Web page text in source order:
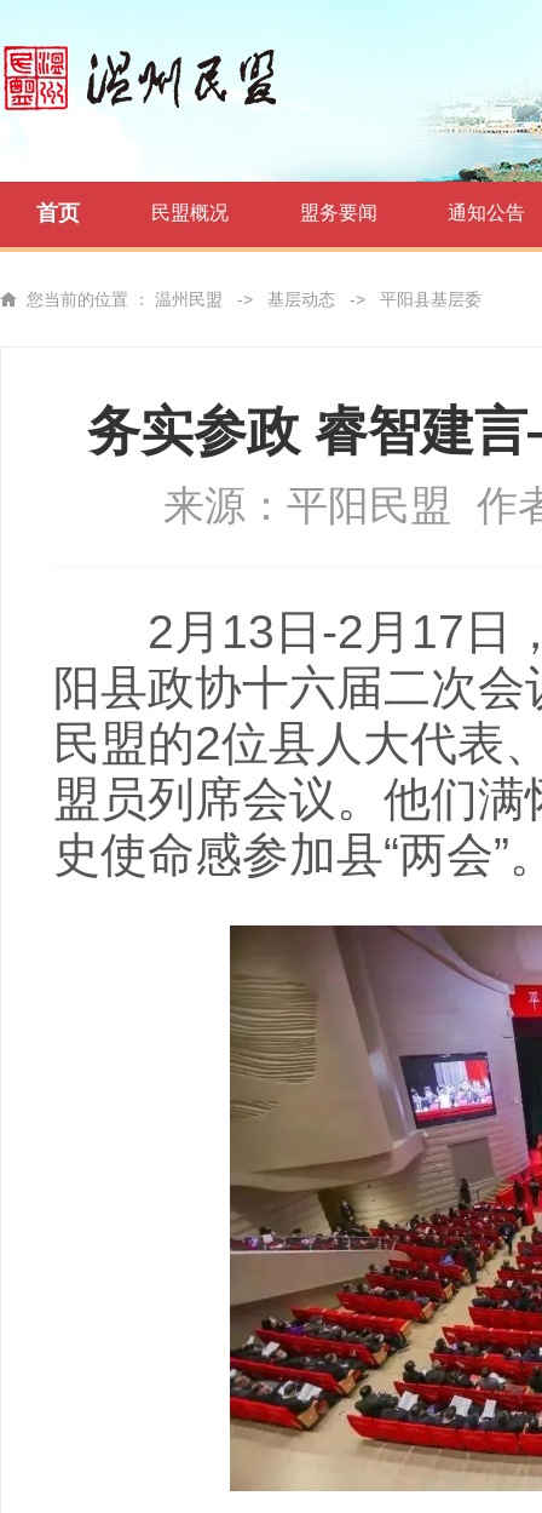
首页 民盟概况 盟务要闻 通知公告
您当前的位置 ： 温州民盟 -> 基层动态 -> 平阳县基层委
务实参政 睿智建
来源：平阳民盟 作
2月13日-2月17日，
阳县政协十六届二次
民盟的2位县人大代表
盟员列席会议。他们
史使命感参加县“两会”